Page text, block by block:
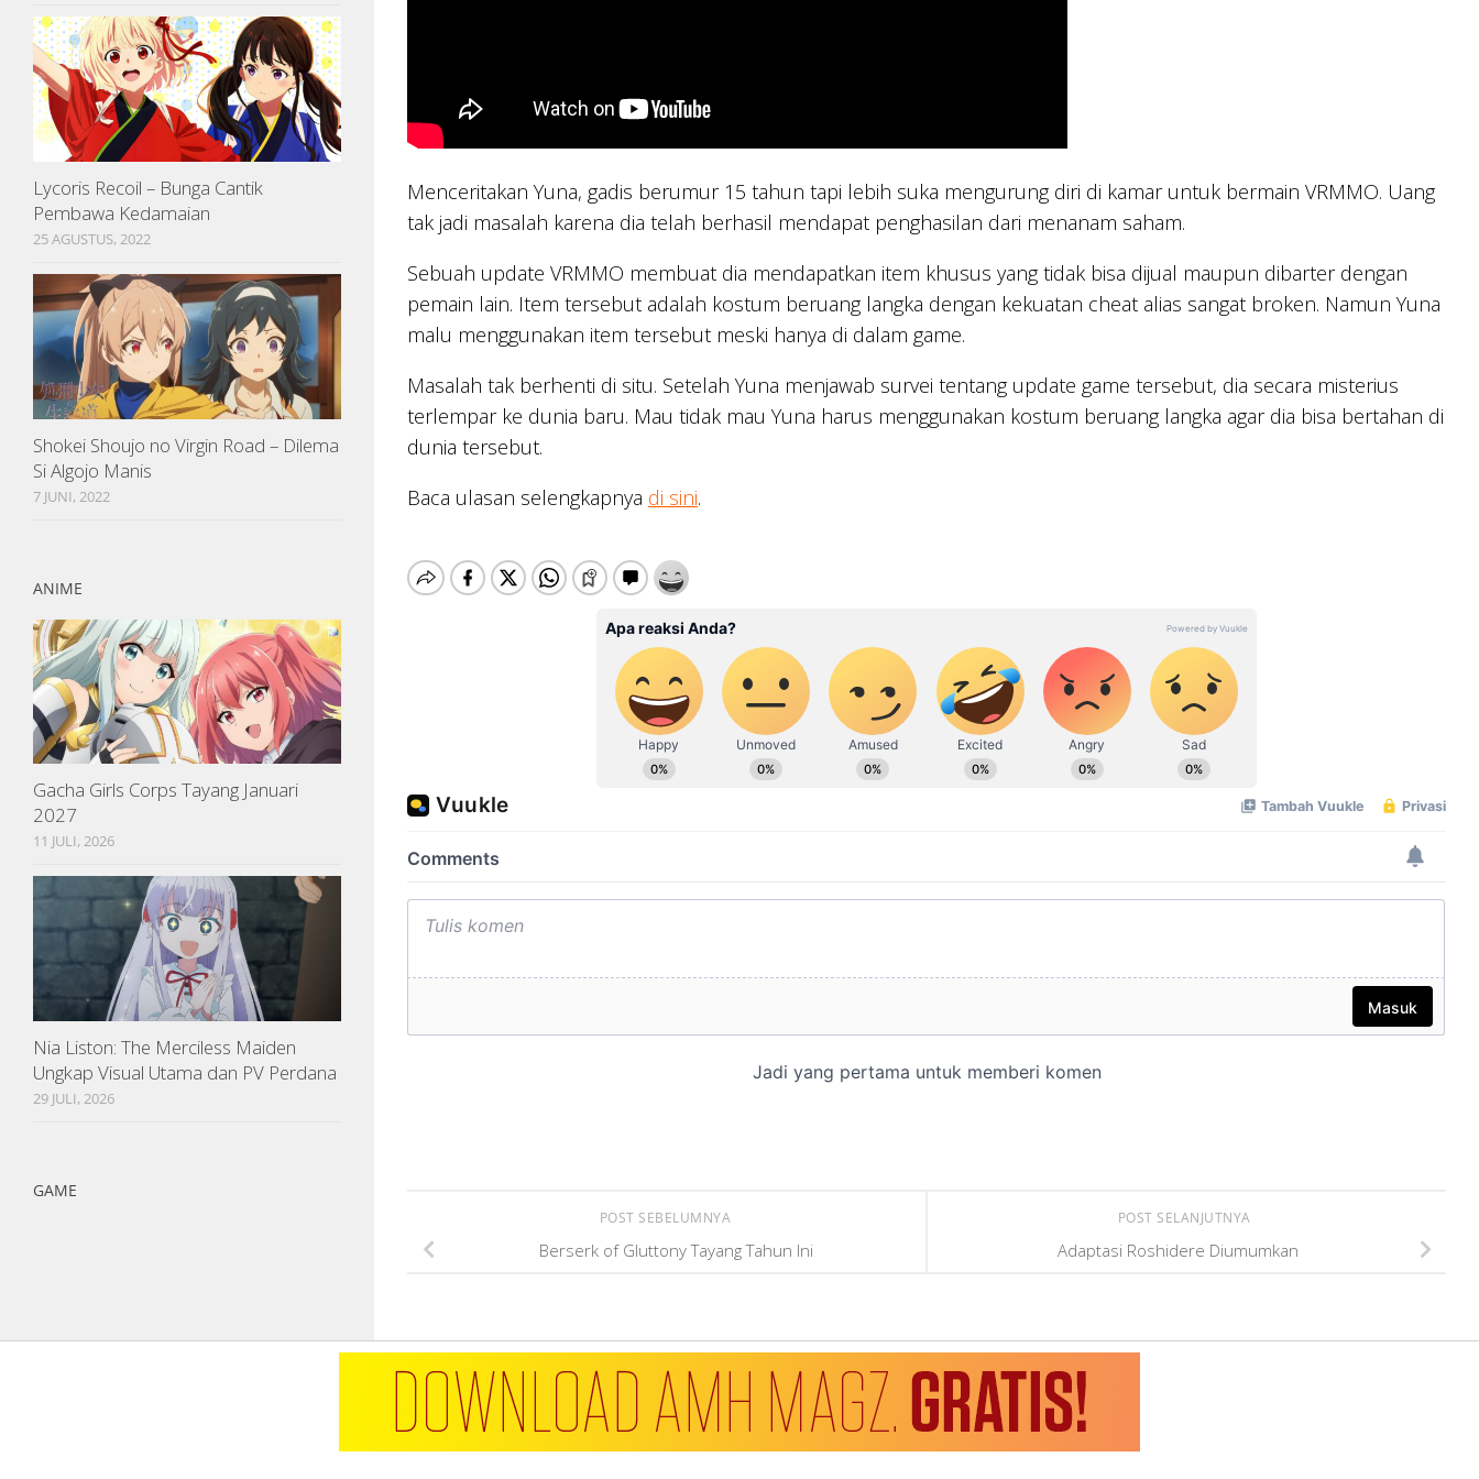
Menceritakan Yuna, gadis berumur 15 tahun tapi lebih suka mengurung diri di kamar untuk bermain VRMMO. Uang
tak jadi masalah karena dia telah berhasil mendapat penghasilan dari menanam saham.
Sebuah update VRMMO membuat dia mendapatkan item khusus yang tidak bisa dijual maupun dibarter dengan
pemain lain. Item tersebut adalah kostum beruang langka dengan kekuatan cheat alias sangat broken. Namun Yuna
malu menggunakan item tersebut meski hanya di dalam game.
Masalah tak berhenti di situ. Setelah Yuna menjawab survei tentang update game tersebut, dia secara misterius
terlempar ke dunia baru. Mau tidak mau Yuna harus menggunakan kostum beruang langka agar dia bisa bertahan di
dunia tersebut.
Baca ulasan selengkapnya di sini.
POST SELANJUTNYA
Adaptasi Roshidere Diumumkan
POST SEBELUMNYA
Berserk of Gluttony Tayang Tahun Ini
Lycoris Recoil – Bunga Cantik
Pembawa Kedamaian
25 AGUSTUS, 2022
Shokei Shoujo no Virgin Road – Dilema
Si Algojo Manis
7 JUNI, 2022
ANIME
Gacha Girls Corps Tayang Januari
2027
11 JULI, 2026
Nia Liston: The Merciless Maiden
Ungkap Visual Utama dan PV Perdana
29 JULI, 2026
GAME